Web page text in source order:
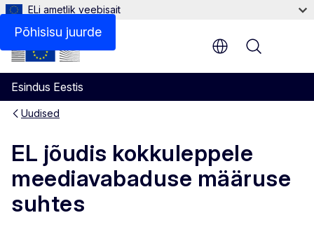
Põhisisu juurde
ELi ametlik veebisait
Esindus Eestis
Menu
Uudised
EL jõudis kokkuleppele
meediavabaduse määruse
suhtes